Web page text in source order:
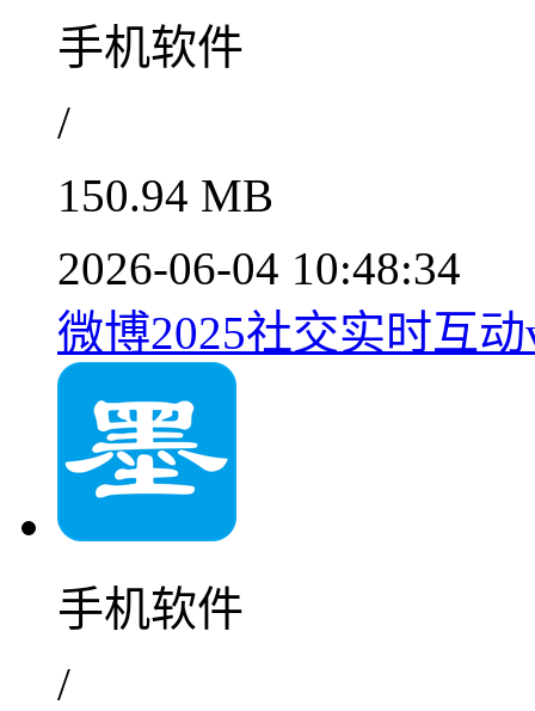
手机软件
/
150.94 MB
2026-06-04 10:48:34
微博2025社交实时互
手机软件
/